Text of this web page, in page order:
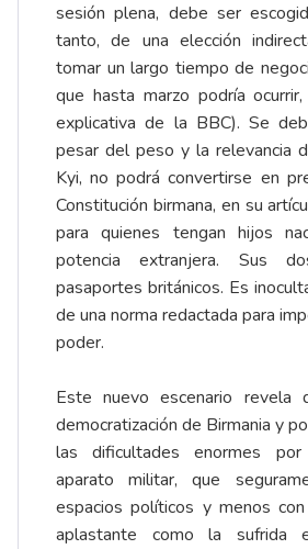
sesión plena, debe ser
tanto, de una elección
tomar un largo tiempo de
que hasta marzo podría
explicativa de la BBC). Se
pesar del peso y la relevancia
Kyi, no podrá convertirse en
Constitución birmana, en su
para quienes tengan hijos
potencia extranjera. Sus
pasaportes británicos. Es
de una norma redactada para
poder.
Este nuevo escenario revela
democratización de Birmania y
las dificultades enormes
aparato militar, que
espacios políticos y menos
aplastante como la sufrida